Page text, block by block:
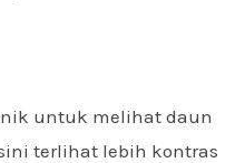
untuk melihat daun
terlihat lebih kontras